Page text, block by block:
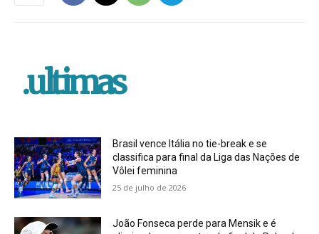
.ultimas
Brasil vence Itália no tie-break e se
classifica para final da Liga das Nações de
Vôlei feminina
25 de julho de 2026
João Fonseca perde para Mensik e é